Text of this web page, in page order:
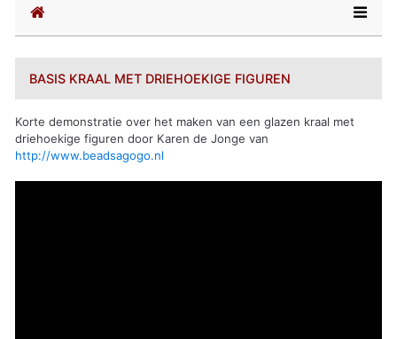
(current)
BASIS KRAAL MET DRIEHOEKIGE FIGUREN
Korte demonstratie over het maken van een glazen kraal met
driehoekige figuren door Karen de Jonge van
http://www.beadsagogo.nl